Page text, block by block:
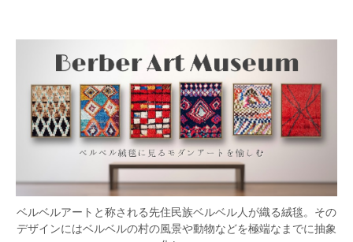
ベルベルアートと称される先住民族ベルベル人が織る絨毯。その
デザインにはベルベルの村の風景や動物などを極端なまでに抽象